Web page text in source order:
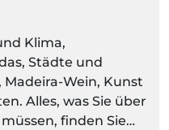
Klima,
Städte und
Wein, Kunst
Alles, was Sie über
finden Sie